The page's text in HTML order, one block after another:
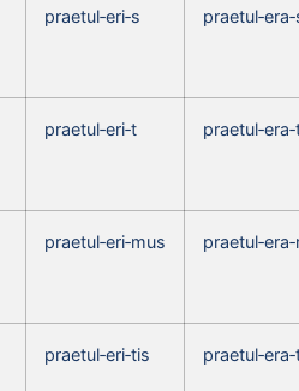
praetul‑eri‑s
praetul‑eri‑t
praetul‑eri‑mus
praetul‑eri‑tis